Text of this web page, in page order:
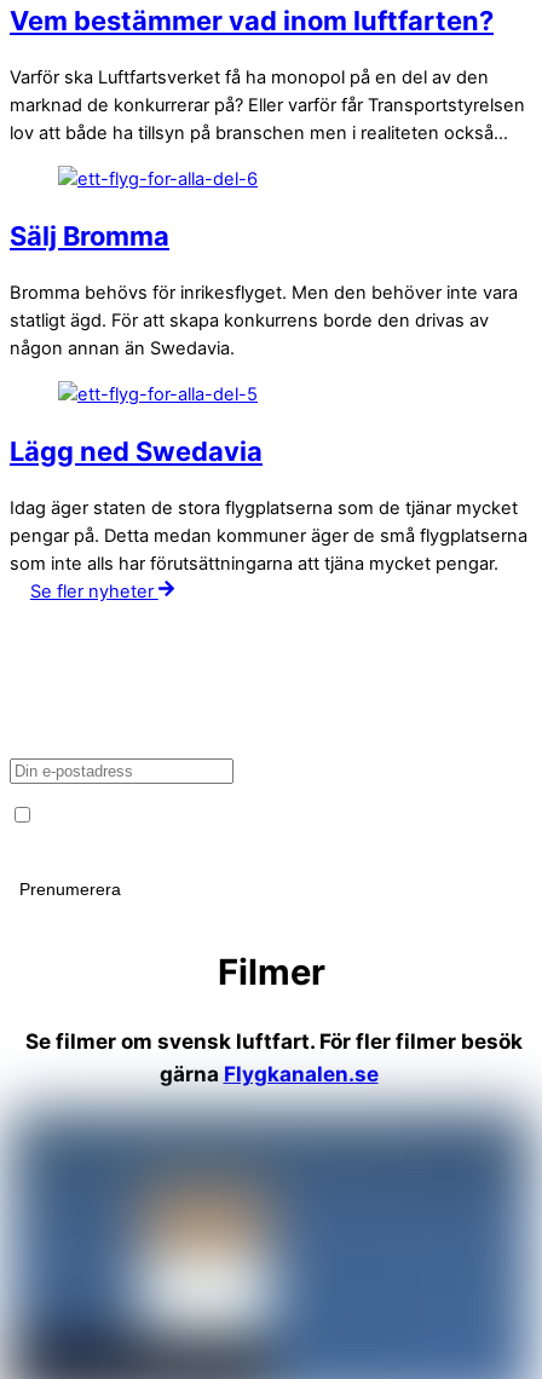
Vem bestämmer vad inom luftfarten?
Varför ska Luftfartsverket få ha monopol på en del av den
marknad de konkurrerar på? Eller varför får Transportstyrelsen
lov att både ha tillsyn på branschen men i realiteten också…
Sälj Bromma
Bromma behövs för inrikesflyget. Men den behöver inte vara
statligt ägd. För att skapa konkurrens borde den drivas av
någon annan än Swedavia.
Lägg ned Swedavia
Idag äger staten de stora flygplatserna som de tjänar mycket
pengar på. Detta medan kommuner äger de små flygplatserna
som inte alls har förutsättningarna att tjäna mycket pengar.
Se fler nyheter
Filmer
Se filmer om svensk luftfart. För fler filmer besök
gärna Flygkanalen.se